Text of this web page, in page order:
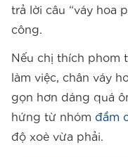
trả lời câu “váy hoa
công.
Nếu chị thích phom
làm việc, chân váy
gọn hơn dáng quá
hứng từ nhóm đầm
độ xoè vừa phải.